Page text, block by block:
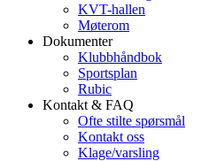
KVT-hallen
Møterom
Dokumenter
Klubbhåndbok
Sportsplan
Rubic
Kontakt & FAQ
Ofte stilte spørsmål
Kontakt oss
Klage/varsling